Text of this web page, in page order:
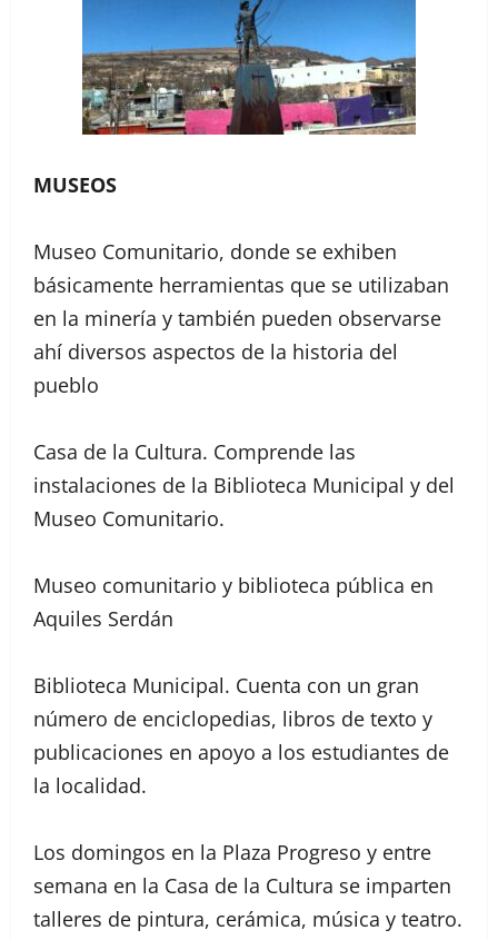
MUSEOS
Museo Comunitario, donde se exhiben
básicamente herramientas que se utilizaban
en la minería y también pueden observarse
ahí diversos aspectos de la historia del
pueblo
Casa de la Cultura. Comprende las
instalaciones de la Biblioteca Municipal y del
Museo Comunitario.
Museo comunitario y biblioteca pública en
Aquiles Serdán
Biblioteca Municipal. Cuenta con un gran
número de enciclopedias, libros de texto y
publicaciones en apoyo a los estudiantes de
la localidad.
Los domingos en la Plaza Progreso y entre
semana en la Casa de la Cultura se imparten
talleres de pintura, cerámica, música y teatro.